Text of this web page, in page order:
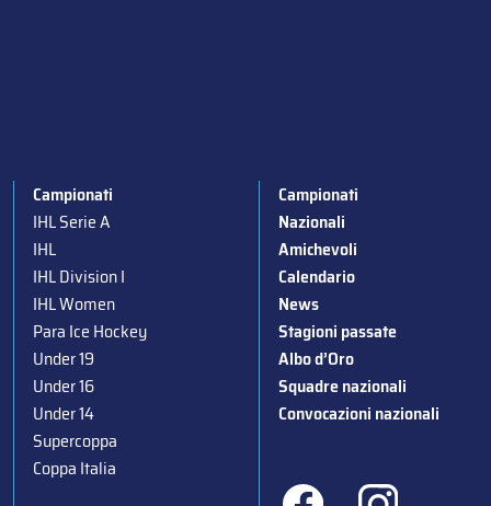
Campionati
IHL Serie A
IHL
IHL Division I
IHL Women
Para Ice Hockey
Under 19
Under 16
Under 14
Supercoppa
Coppa Italia
Campionati
Nazionali
Amichevoli
Calendario
News
Stagioni passate
Albo d’Oro
Squadre nazionali
Convocazioni nazionali